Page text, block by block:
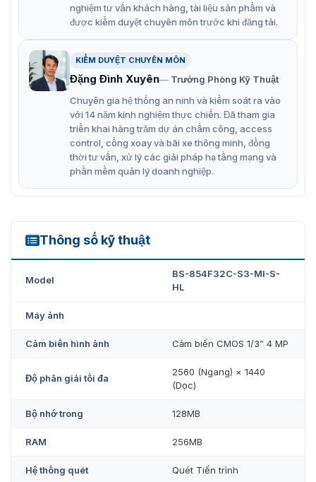
CVSecurity
Thiết kế vỏ kim loại và đạt mức bảo vệ IP67 tiêu
chuẩn chống nước và chống bụi
nghiệm tư vấn khách hàng, tài liệu sản phẩm và
được kiểm duyệt chuyên môn trước khi đăng tải.
KIỂM DUYỆT CHUYÊN MÔN
Đặng Đình Xuyên
Trưởng Phòng Kỹ Thuật
Chuyên gia hệ thống an ninh và kiểm soát ra vào
với 14 năm kinh nghiệm thực chiến. Đã tham gia
triển khai hàng trăm dự án chấm công, access
control, cổng xoay và bãi xe thông minh, đồng
thời tư vấn, xử lý các giải pháp hạ tầng mạng và
phần mềm quản lý doanh nghiệp.
Thông số kỹ thuật
BS-854F32C-S3-MI-S-HL
Model
BS-854F32C-S3-MI-S-
HL
Máy ảnh
Cảm biến hình ảnh Cảm biến CMOS 1/3” 4 MP
Độ phân giải tối đa
2560 (Ngang) × 1440
(Dọc)
Bộ nhớ trong 128MB
RAM 256MB
Hệ thống quét Quét Tiến trình